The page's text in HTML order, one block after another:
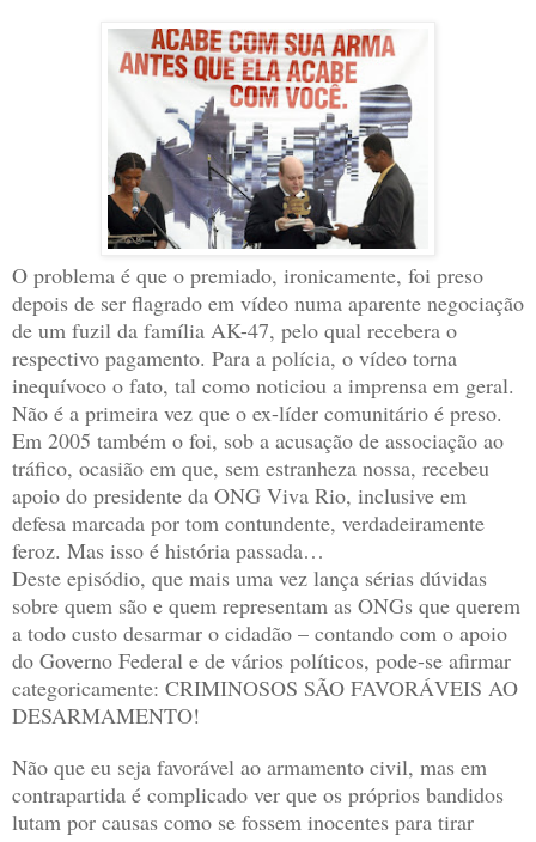
O problema é que o premiado, ironicamente, foi preso
depois de ser flagrado em vídeo numa aparente negociação
de um fuzil da família AK-47, pelo qual recebera o
respectivo pagamento. Para a polícia, o vídeo torna
inequívoco o fato, tal como noticiou a imprensa em geral.
Não é a primeira vez que o ex-líder comunitário é preso.
Em 2005 também o foi, sob a acusação de associação ao
tráfico, ocasião em que, sem estranheza nossa, recebeu
apoio do presidente da ONG Viva Rio, inclusive em
defesa marcada por tom contundente, verdadeiramente
feroz. Mas isso é história passada…
Deste episódio, que mais uma vez lança sérias dúvidas
sobre quem são e quem representam as ONGs que querem
a todo custo desarmar o cidadão – contando com o apoio
do Governo Federal e de vários políticos, pode-se afirmar
categoricamente: CRIMINOSOS SÃO FAVORÁVEIS AO
DESARMAMENTO!
Não que eu seja favorável ao armamento civil, mas em
contrapartida é complicado ver que os próprios bandidos
lutam por causas como se fossem inocentes para tirar